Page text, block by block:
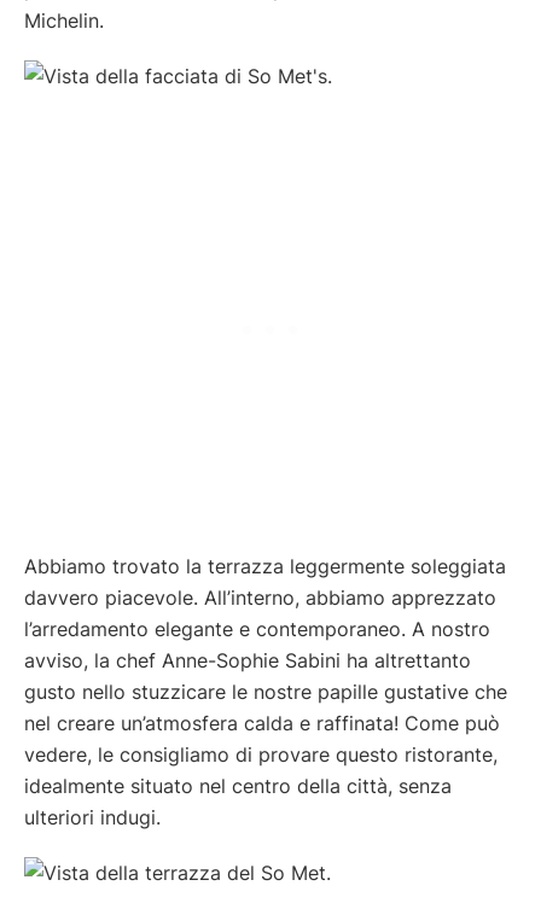
Michelin.
Abbiamo trovato la terrazza leggermente soleggiata
davvero piacevole. All’interno, abbiamo apprezzato
l’arredamento elegante e contemporaneo. A nostro
avviso, la chef Anne-Sophie Sabini ha altrettanto
gusto nello stuzzicare le nostre papille gustative che
nel creare un’atmosfera calda e raffinata! Come può
vedere, le consigliamo di provare questo ristorante,
idealmente situato nel centro della città, senza
ulteriori indugi.